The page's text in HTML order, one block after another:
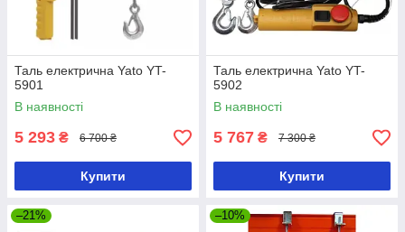
Таль електрична Yato YT-
5901
В наявності
5 293 ₴ 6 700 ₴
Купити
Таль електрична Yato YT-
5902
В наявності
5 767 ₴ 7 300 ₴
Купити
–21% –10%